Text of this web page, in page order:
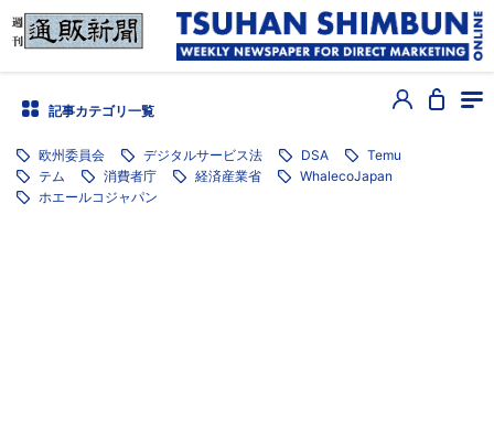
記事カテゴリ一覧
欧州委員会 デジタルサービス法 DSA
Temu
テム
消費者庁 経済産業省
WhalecoJapan
ホエールコジャパン